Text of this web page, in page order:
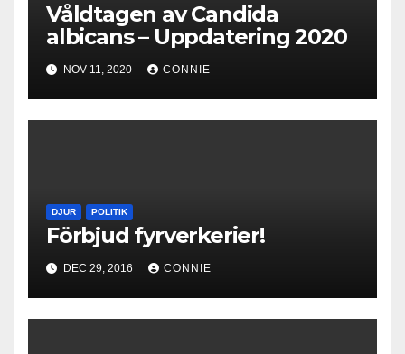
Våldtagen av Candida
albicans – Uppdatering 2020
NOV 11, 2020 CONNIE
DJUR POLITIK
Förbjud fyrverkerier!
DEC 29, 2016 CONNIE